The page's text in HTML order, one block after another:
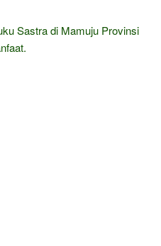
Sastra di Mamuju Provinsi